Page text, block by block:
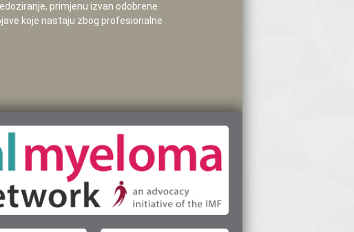
primjenu izvan odobrene
koje nastaju zbog profesionalne